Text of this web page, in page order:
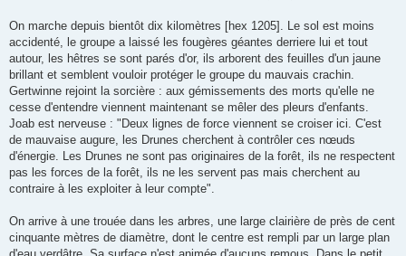
On marche depuis bientôt dix kilomètres [hex 1205]. Le sol est moins
accidenté, le groupe a laissé les fougères géantes derriere lui et tout
autour, les hêtres se sont parés d'or, ils arborent des feuilles d'un jaune
brillant et semblent vouloir protéger le groupe du mauvais crachin.
Gertwinne rejoint la sorcière : aux gémissements des morts qu'elle ne
cesse d'entendre viennent maintenant se mêler des pleurs d'enfants.
Joab est nerveuse : "Deux lignes de force viennent se croiser ici. C'est
de mauvaise augure, les Drunes cherchent à contrôler ces nœuds
d'énergie. Les Drunes ne sont pas originaires de la forêt, ils ne respectent
pas les forces de la forêt, ils ne les servent pas mais cherchent au
contraire à les exploiter à leur compte".
On arrive à une trouée dans les arbres, une large clairière de près de cent
cinquante mètres de diamètre, dont le centre est rempli par un large plan